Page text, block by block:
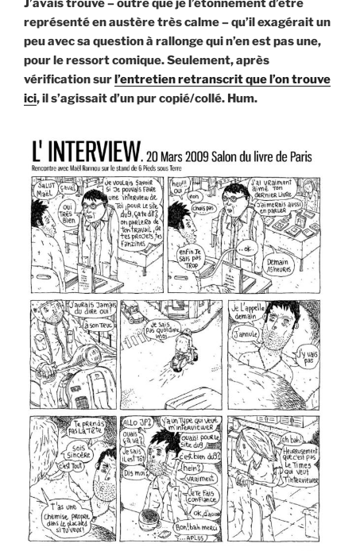
représenté en austère très calme – qu’il exagérait un
peu avec sa question à rallonge qui n’en est pas une,
pour le ressort comique. Seulement, après
vérification surl’entretien retranscrit que l’on trouve
ici, il s’agissait d’un pur copié/collé. Hum.